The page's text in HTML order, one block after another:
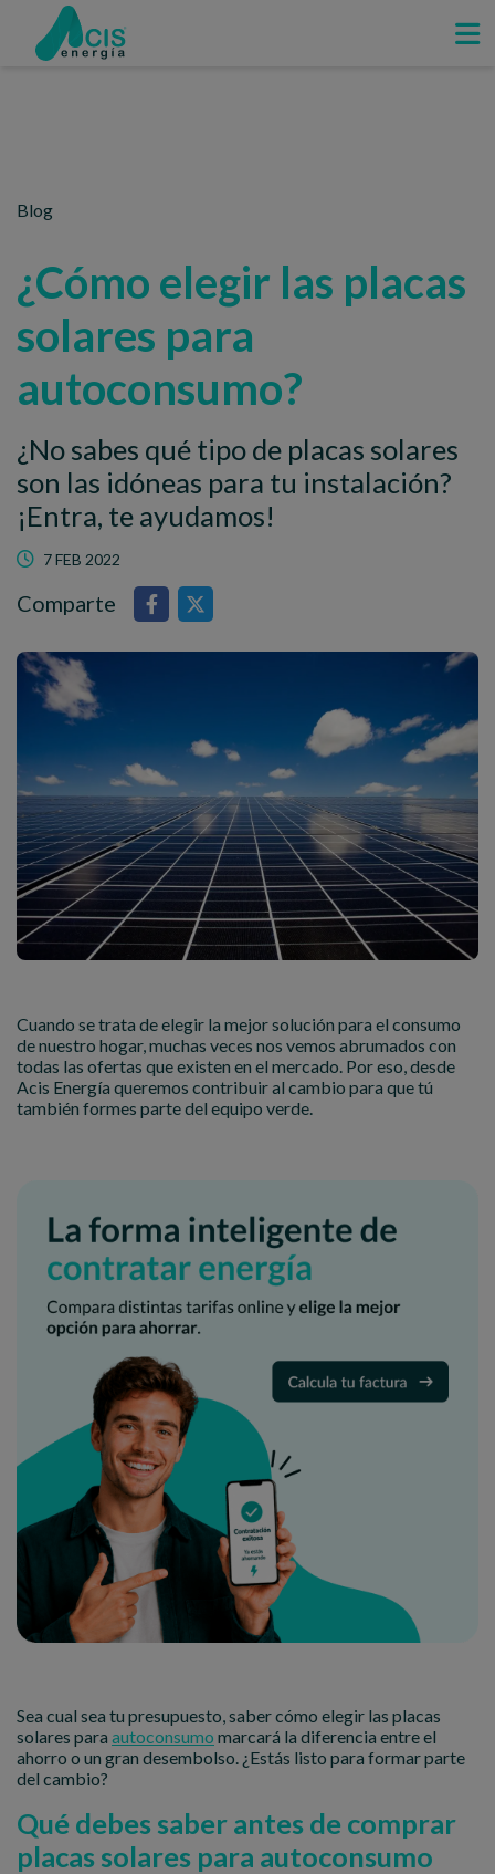
Blog
¿Cómo elegir las placas
solares para
autoconsumo?
¿No sabes qué tipo de placas solares
son las idóneas para tu instalación?
¡Entra, te ayudamos!
7 FEB 2022
Comparte
Cuando se trata de elegir la mejor solución para el consumo
de nuestro hogar, muchas veces nos vemos abrumados con
todas las ofertas que existen en el mercado. Por eso, desde
Acis Energía queremos contribuir al cambio para que tú
también formes parte del equipo verde.
Sea cual sea tu presupuesto, saber cómo elegir las placas
solares para autoconsumo marcará la diferencia entre el
ahorro o un gran desembolso. ¿Estás listo para formar parte
del cambio?
Qué debes saber antes de comprar
placas solares para autoconsumo